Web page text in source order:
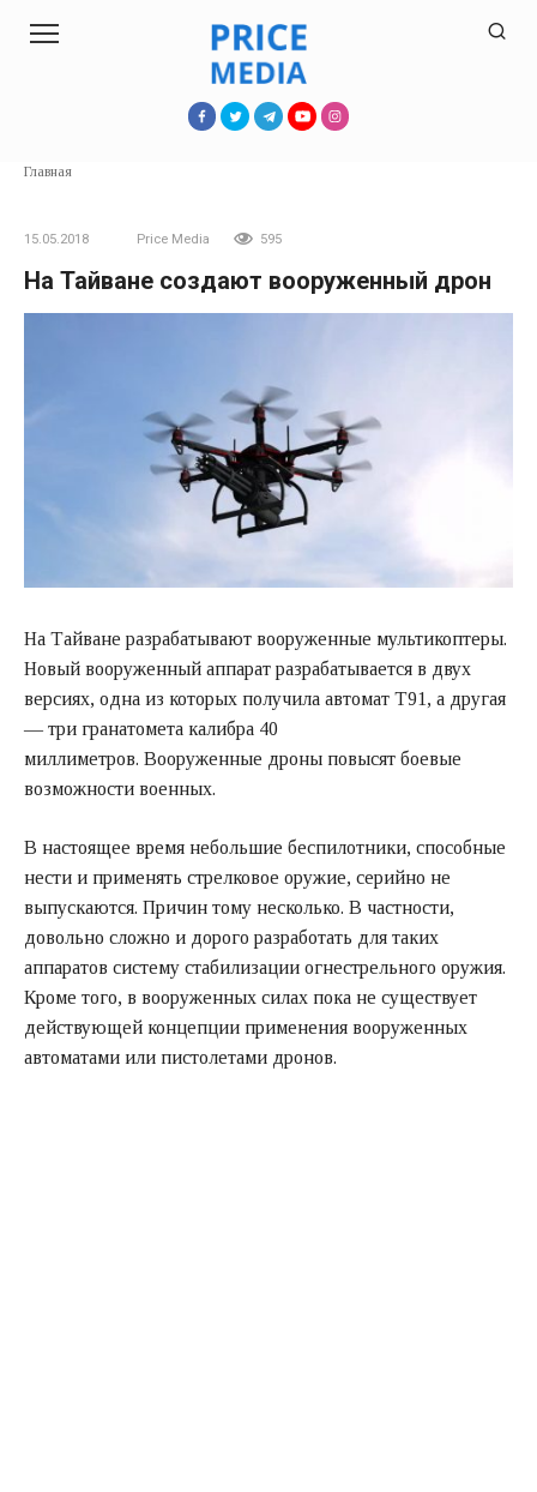
Главная
15.05.2018 Price Media 595
На Тайване создают вооруженный дрон
На Тайване разрабатывают вооруженные мультикоптеры.
Новый вооруженный аппарат разрабатывается в двух
версиях, одна из которых получила автомат T91, а другая
— три гранатомета калибра 40
миллиметров. Вооруженные дроны повысят боевые
возможности военных.
В настоящее время небольшие беспилотники, способные
нести и применять стрелковое оружие, серийно не
выпускаются. Причин тому несколько. В частности,
довольно сложно и дорого разработать для таких
аппаратов систему стабилизации огнестрельного оружия.
Кроме того, в вооруженных силах пока не существует
действующей концепции применения вооруженных
автоматами или пистолетами дронов.